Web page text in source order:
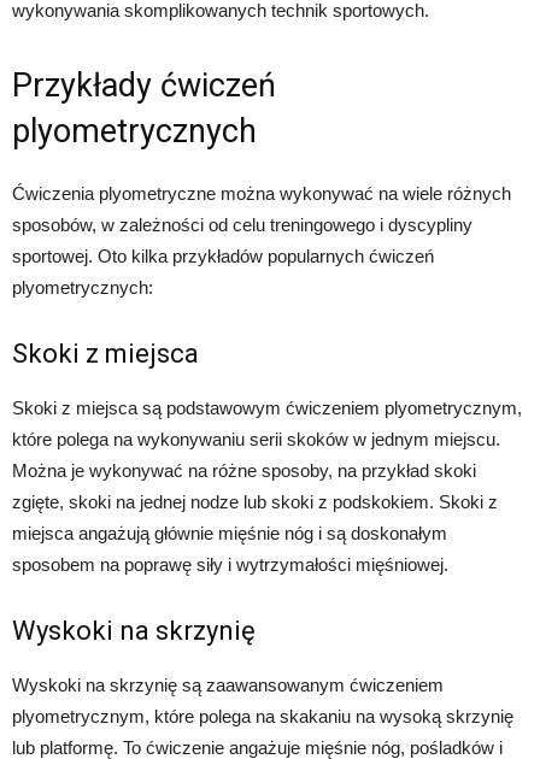
wykonywania skomplikowanych technik sportowych.
Przykłady ćwiczeń
plyometrycznych
Ćwiczenia plyometryczne można wykonywać na wiele różnych
sposobów, w zależności od celu treningowego i dyscypliny
sportowej. Oto kilka przykładów popularnych ćwiczeń
plyometrycznych:
Skoki z miejsca
Skoki z miejsca są podstawowym ćwiczeniem plyometrycznym,
które polega na wykonywaniu serii skoków w jednym miejscu.
Można je wykonywać na różne sposoby, na przykład skoki
zgięte, skoki na jednej nodze lub skoki z podskokiem. Skoki z
miejsca angażują głównie mięśnie nóg i są doskonałym
sposobem na poprawę siły i wytrzymałości mięśniowej.
Wyskoki na skrzynię
Wyskoki na skrzynię są zaawansowanym ćwiczeniem
plyometrycznym, które polega na skakaniu na wysoką skrzynię
lub platformę. To ćwiczenie angażuje mięśnie nóg, pośladków i